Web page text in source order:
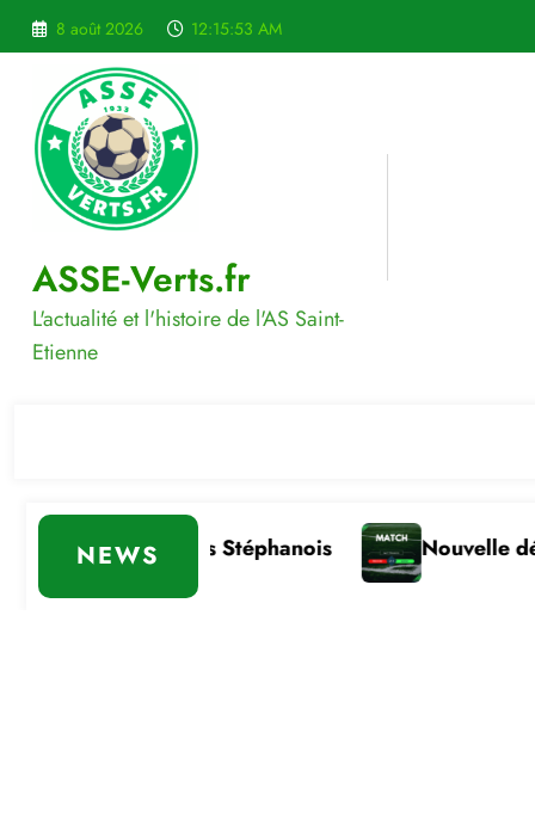
Aller
8 août 2026 12:15:54 AM
ASSE-Verts.fr
L'actualité et l'histoire de l'AS Saint-
Etienne
NEWS
Stéphanois Nouvelle défaite